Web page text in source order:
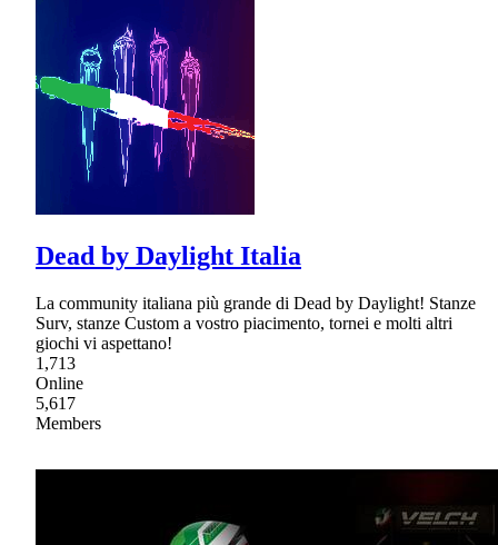
Dead by Daylight Italia
La community italiana più grande di Dead by Daylight! Stanze
Surv, stanze Custom a vostro piacimento, tornei e molti altri
giochi vi aspettano!
1,713
Online
5,617
Members